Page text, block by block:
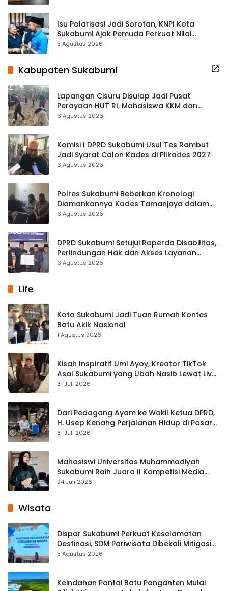
Isu Polarisasi Jadi Sorotan, KNPI Kota
Sukabumi Ajak Pemuda Perkuat Nilai
Kebangsaan
5 Agustus 2026
Kabupaten Sukabumi
Lapangan Cisuru Disulap Jadi Pusat
Perayaan HUT RI, Mahasiswa KKM dan
Warga Satukan Tenaga
6 Agustus 2026
Komisi I DPRD Sukabumi Usul Tes Rambut
Jadi Syarat Calon Kades di Pilkades 2027
6 Agustus 2026
Polres Sukabumi Beberkan Kronologi
Diamankannya Kades Tamanjaya dalam
Kasus Sabu
6 Agustus 2026
DPRD Sukabumi Setujui Raperda Disabilitas,
Perlindungan Hak dan Akses Layanan
Diperkuat
6 Agustus 2026
Life
Kota Sukabumi Jadi Tuan Rumah Kontes
Batu Akik Nasional
1 Agustus 2026
Kisah Inspiratif Umi Ayoy, Kreator TikTok
Asal Sukabumi yang Ubah Nasib Lewat Live
Streaming
31 Juli 2026
Dari Pedagang Ayam ke Wakil Ketua DPRD,
H. Usep Kenang Perjalanan Hidup di Pasar
Cisaat
31 Juli 2026
Mahasiswi Universitas Muhammadiyah
Sukabumi Raih Juara II Kompetisi Media
Pembelajaran Digital Tingkat Internasional
24 Juli 2026
Wisata
Dispar Sukabumi Perkuat Keselamatan
Destinasi, SDM Pariwisata Dibekali Mitigasi
hingga Teknik Evakuasi
5 Agustus 2026
Keindahan Pantai Batu Panganten Mulai